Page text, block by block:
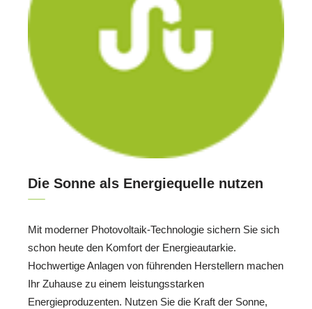
Die Sonne als Energiequelle nutzen
Mit moderner Photovoltaik-Technologie sichern Sie sich
schon heute den Komfort der Energieautarkie.
Hochwertige Anlagen von führenden Herstellern machen
Ihr Zuhause zu einem leistungsstarken
Energieproduzenten. Nutzen Sie die Kraft der Sonne,